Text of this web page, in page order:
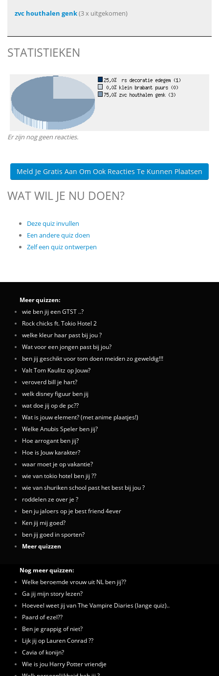
zvc houthalen genk(3 x uitgekomen)
STATISTIEKEN
Er zijn nog geen reacties.
Meld Je Gratis Aan Om Ook Reacties Te Kunnen Plaatsen
WAT WIL JE NU DOEN?
Deze quiz invullen
Een andere quiz doen
Zelf een quiz ontwerpen
Meer quizzen:
wie ben jij een GTST ..?
Rock chicks ft. Tokio Hotel 2
welke kleur haar past bij jou ?
Wat voor een jongen past bij jou?
ben jij geschikt voor tom doen meiden zo geweldig!!!
Valt Tom Kaulitz op Jouw?
veroverd bill je hart?
welk disney figuur ben jij
wat doe jij op de pc??
Wat is jouw element? (met anime plaatjes!)
Welke Anubis Speler ben jij?
Hoe arrogant ben jij?
Hoe is Jouw karakter?
waar moet je op vakantie?
wie van tokio hotel ben jij ??
wie van shuriken school past het best bij jou ?
roddelen ze over je ?
ben ju jaloers op je best friend 4ever
Ken jij mij goed?
ben jij goed in sporten?
Meer quizzen
Nog meer quizzen:
Welke beroemde vrouw uit NL ben jij??
Ga jij mijn story lezen?
Hoeveel weet jij van The Vampire Diaries (lange quiz)..
Paard of ezel??
Ben je grappig of niet?
Lijk jij op Lauren Conrad ??
Cavia of konijn?
Wie is jou Harry Potter vriendje